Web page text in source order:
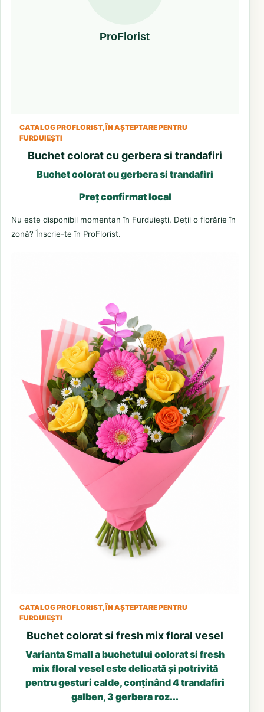
CATALOG PROFLORIST, ÎN AȘTEPTARE PENTRU
FURDUIEȘTI
Buchet colorat cu gerbera si trandafiri
Buchet colorat cu gerbera si trandafiri
Preț confirmat local
Nu este disponibil momentan în Furduiești. Deții o florărie în
zonă? Înscrie-te în ProFlorist.
CATALOG PROFLORIST, ÎN AȘTEPTARE PENTRU
FURDUIEȘTI
Buchet colorat si fresh mix floral vesel
Varianta Small a buchetului colorat si fresh
mix floral vesel este delicată și potrivită
pentru gesturi calde, conținând 4 trandafiri
galben, 3 gerbera roz...